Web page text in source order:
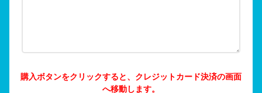
購入ボタンをクリックすると、クレジットカード決済の画面
へ移動します。